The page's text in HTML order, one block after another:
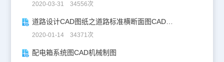
2020-03-31 34556次
道路设计CAD图纸之道路标准横断面图CAD图纸
2020-01-14 34371次
配电箱系统图CAD机械制图